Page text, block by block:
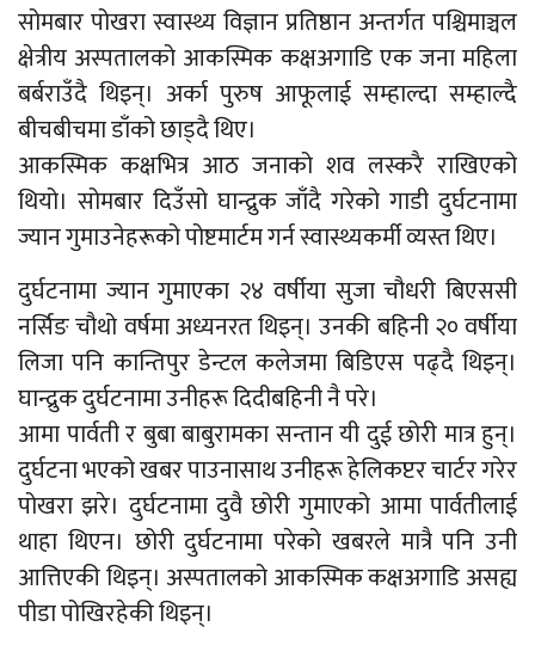
सोमबार पोखरा स्वास्थ्य विज्ञान प्रतिष्ठान अन्तर्गत पश्चिमाञ्चल
क्षेत्रीय अस्पतालको आकस्मिक कक्षअगाडि एक जना महिला
बर्बराउँदै थिइन्। अर्का पुरुष आफूलाई सम्हाल्दा सम्हाल्दै
बीचबीचमा डाँको छाड्दै थिए।
आकस्मिक कक्षभित्र आठ जनाको शव लस्करै राखिएको
थियो। सोमबार दिउँसो घान्द्रुक जाँदै गरेको गाडी दुर्घटनामा
ज्यान गुमाउनेहरूको पोष्टमार्टम गर्न स्वास्थ्यकर्मी व्यस्त थिए।
दुर्घटनामा ज्यान गुमाएका २४ वर्षीया सुजा चौधरी बिएससी
नर्सिङ चौथो वर्षमा अध्यनरत थिइन्। उनकी बहिनी २० वर्षीया
लिजा पनि कान्तिपुर डेन्टल कलेजमा बिडिएस पढ्दै थिइन्।
घान्द्रुक दुर्घटनामा उनीहरू दिदीबहिनी नै परे।
आमा पार्वती र बुबा बाबुरामका सन्तान यी दुई छोरी मात्र हुन्।
दुर्घटना भएको खबर पाउनासाथ उनीहरू हेलिकप्टर चार्टर गरेर
पोखरा झरे। दुर्घटनामा दुवै छोरी गुमाएको आमा पार्वतीलाई
थाहा थिएन। छोरी दुर्घटनामा परेको खबरले मात्रै पनि उनी
आत्तिएकी थिइन्। अस्पतालको आकस्मिक कक्षअगाडि असह्य
पीडा पोखिरहेकी थिइन्।